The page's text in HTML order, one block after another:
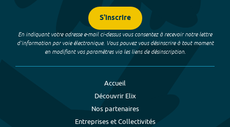
S'inscrire
En indiquant votre adresse e-mail ci-dessus vous consentez à recevoir notre lettre
d’information par voie électronique. Vous pouvez vous désinscrire à tout moment
en modifiant vos paramètres via les liens de désinscription.
Accueil
Découvrir Elix
Nos partenaires
Entreprises et Collectivités